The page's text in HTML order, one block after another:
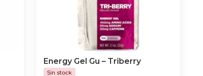
Energy Gel Gu – Triberry